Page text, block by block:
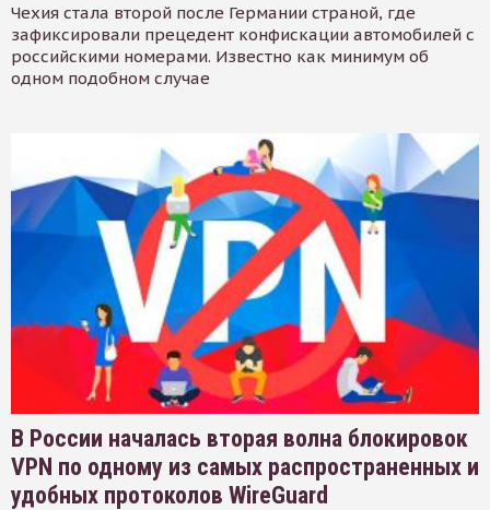
Чехия стала второй после Германии страной, где
зафиксировали прецедент конфискации автомобилей с
российскими номерами. Известно как минимум об
одном подобном случае
В России началась вторая волна блокировок
VPN по одному из самых распространенных и
удобных протоколов WireGuard